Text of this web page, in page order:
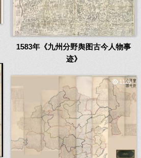
1583年《九州分野舆图古今人物事
迹》
1125